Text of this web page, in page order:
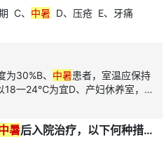
C、 中暑 D、压疮 E、牙痛
30%B、 中暑患者，室温应保持
一24℃为宜D、产妇休养室，须
暑后入院治疗，以下何种措施对患者预后有决定作用